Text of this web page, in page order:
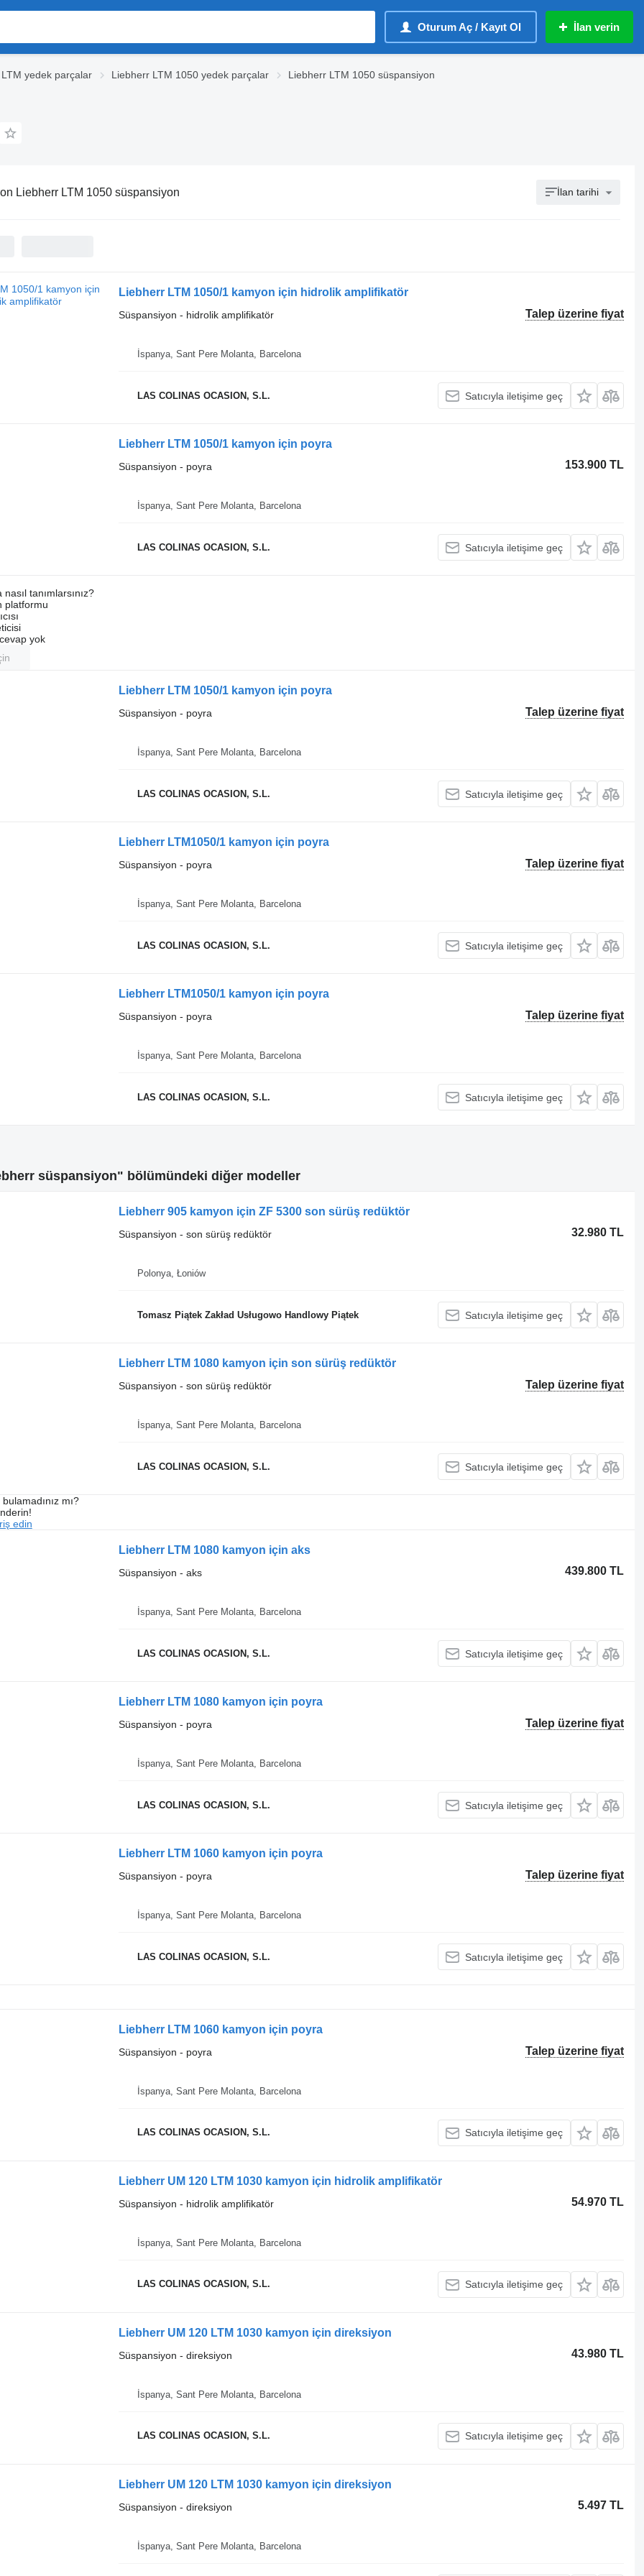
Oturum Aç / Kayıt Ol İlan verin
yedek parçalar Liebherr LTM 1050 yedek parçalar
Liebherr LTM 1050 süspansiyon
Liebherr LTM 1050 süspansiyon İlan tarihi
Liebherr LTM 1050/1 kamyon için hidrolik amplifikatör
Talep üzerine fiyat
Süspansiyon - hidrolik amplifikatör
İspanya, Sant Pere Molanta, Barcelona
LAS COLINAS OCASION, S.L. Satıcıyla iletişime geç
Liebherr LTM 1050/1 kamyon için poyra
153.900 TL
Süspansiyon - poyra
İspanya, Sant Pere Molanta, Barcelona
LAS COLINAS OCASION, S.L. Satıcıyla iletişime geç
nasıl tanımlarsınız?
platformu
yok
Liebherr LTM 1050/1 kamyon için poyra
Talep üzerine fiyat
Süspansiyon - poyra
İspanya, Sant Pere Molanta, Barcelona
LAS COLINAS OCASION, S.L. Satıcıyla iletişime geç
Liebherr LTM1050/1 kamyon için poyra
Talep üzerine fiyat
Süspansiyon - poyra
İspanya, Sant Pere Molanta, Barcelona
LAS COLINAS OCASION, S.L. Satıcıyla iletişime geç
Liebherr LTM1050/1 kamyon için poyra
Talep üzerine fiyat
Süspansiyon - poyra
İspanya, Sant Pere Molanta, Barcelona
LAS COLINAS OCASION, S.L. Satıcıyla iletişime geç
süspansiyon" bölümündeki diğer modeller
Liebherr 905 kamyon için ZF 5300 son sürüş redüktör
32.980 TL
Süspansiyon - son sürüş redüktör
Polonya, Łoniów
Tomasz Piątek Zakład Usługowo Handlowy Piątek Satıcıyla iletişime geç
Liebherr LTM 1080 kamyon için son sürüş redüktör
Talep üzerine fiyat
Süspansiyon - son sürüş redüktör
İspanya, Sant Pere Molanta, Barcelona
LAS COLINAS OCASION, S.L. Satıcıyla iletişime geç
mı?
edin
Liebherr LTM 1080 kamyon için aks
439.800 TL
Süspansiyon - aks
İspanya, Sant Pere Molanta, Barcelona
LAS COLINAS OCASION, S.L. Satıcıyla iletişime geç
Liebherr LTM 1080 kamyon için poyra
Talep üzerine fiyat
Süspansiyon - poyra
İspanya, Sant Pere Molanta, Barcelona
LAS COLINAS OCASION, S.L. Satıcıyla iletişime geç
Liebherr LTM 1060 kamyon için poyra
Talep üzerine fiyat
Süspansiyon - poyra
İspanya, Sant Pere Molanta, Barcelona
LAS COLINAS OCASION, S.L. Satıcıyla iletişime geç
Liebherr LTM 1060 kamyon için poyra
Talep üzerine fiyat
Süspansiyon - poyra
İspanya, Sant Pere Molanta, Barcelona
LAS COLINAS OCASION, S.L. Satıcıyla iletişime geç
Liebherr UM 120 LTM 1030 kamyon için hidrolik amplifikatör
54.970 TL
Süspansiyon - hidrolik amplifikatör
İspanya, Sant Pere Molanta, Barcelona
LAS COLINAS OCASION, S.L. Satıcıyla iletişime geç
Liebherr UM 120 LTM 1030 kamyon için direksiyon
43.980 TL
Süspansiyon - direksiyon
İspanya, Sant Pere Molanta, Barcelona
LAS COLINAS OCASION, S.L. Satıcıyla iletişime geç
Liebherr UM 120 LTM 1030 kamyon için direksiyon
5.497 TL
Süspansiyon - direksiyon
İspanya, Sant Pere Molanta, Barcelona